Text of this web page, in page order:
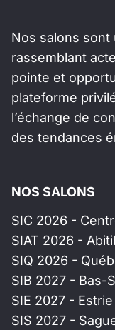
Nos salons sont
rassemblant
pointe et
plateforme
l’échange de
des tendances
NOS SALONS
SIC 2026 -
SIAT 2026 -
SIQ 2026 -
SIB 2027 - Bas-
SIE 2027 - Estrie
SIS 2027 -